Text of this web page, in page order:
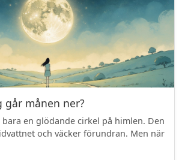
månen ner?
en glödande cirkel på himlen. Den
och väcker förundran. Men när